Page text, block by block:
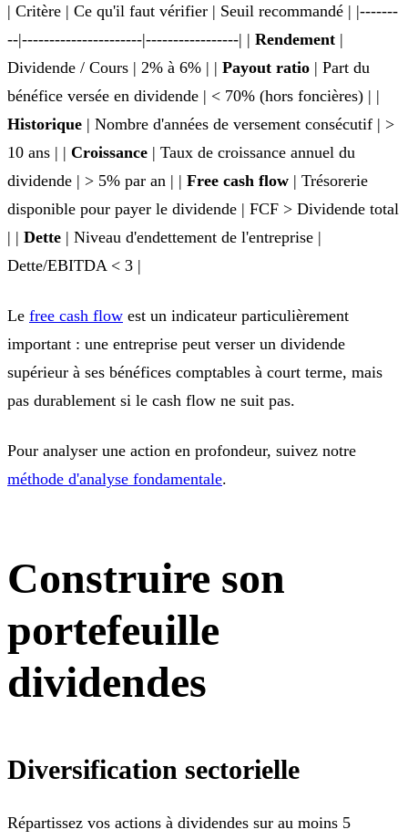
| Critère | Ce qu'il faut vérifier | Seuil recommandé | |-------
--|----------------------|-----------------| | Rendement |
Dividende / Cours | 2% à 6% | | Payout ratio | Part du
bénéfice versée en dividende | < 70% (hors foncières) | |
Historique | Nombre d'années de versement consécutif | >
10 ans | | Croissance | Taux de croissance annuel du
dividende | > 5% par an | | Free cash flow | Trésorerie
disponible pour payer le dividende | FCF > Dividende total
| | Dette | Niveau d'endettement de l'entreprise |
Dette/EBITDA < 3 |
Le free cash flow est un indicateur particulièrement
important : une entreprise peut verser un dividende
supérieur à ses bénéfices comptables à court terme, mais
pas durablement si le cash flow ne suit pas.
Pour analyser une action en profondeur, suivez notre
méthode d'analyse fondamentale.
Construire son
portefeuille
dividendes
Diversification sectorielle
Répartissez vos actions à dividendes sur au moins 5